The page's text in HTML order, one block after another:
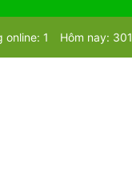
online: 1 Hôm nay: 301